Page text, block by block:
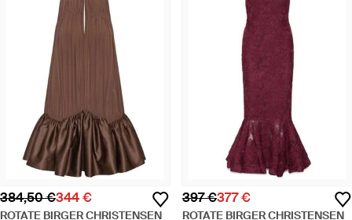
384,50 €344 €
ROTATE BIRGER CHRISTENSEN
397 €377 €
ROTATE BIRGER CHRISTENSEN